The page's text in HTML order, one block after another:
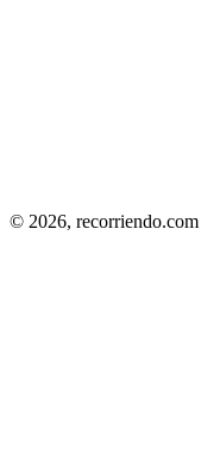
© 2026, recorriendo.com